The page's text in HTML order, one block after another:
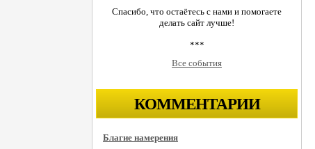
Спасибо, что остаётесь с нами и помогаете
делать сайт лучше!
***
Все события
КОММЕНТАРИИ
Благие намерения